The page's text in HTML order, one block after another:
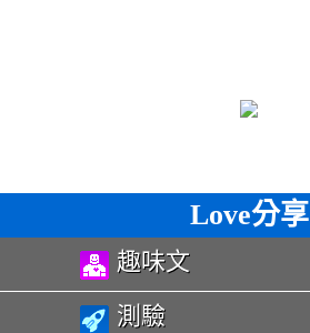
Love分享
趣味文
測驗